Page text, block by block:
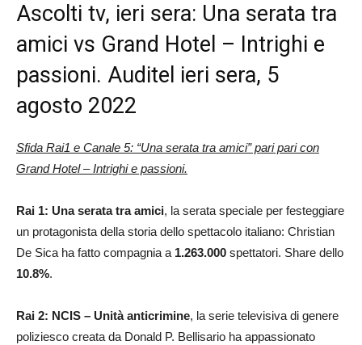
Ascolti tv, ieri sera: Una serata tra
amici vs Grand Hotel – Intrighi e
passioni. Auditel ieri sera, 5
agosto 2022
Sfida Rai1 e Canale 5: “Una serata tra amici” pari pari con
Grand Hotel – Intrighi e passioni.
Rai 1: Una serata tra amici, la serata speciale per festeggiare
un protagonista della storia dello spettacolo italiano: Christian
De Sica ha fatto compagnia a 1.263.000 spettatori. Share dello
10.8%.
Rai 2: NCIS – Unità anticrimine, la serie televisiva di genere
poliziesco creata da Donald P. Bellisario ha appassionato